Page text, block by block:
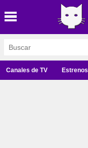
Canales de TV Estrenos